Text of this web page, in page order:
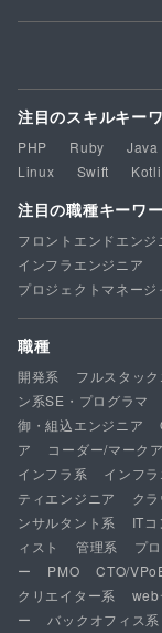
注目のスキルキー
PHP Ruby Java
Linux
Swift
注目の職種キーワ
フロントエンドエンジ
インフラエンジニア
プロジェクトマネージ
職種
開発系 フルスタッ
ン系SE・プログラマ
御・組込エンジニア
ア
コーダー/マーク
インフラ系
インフ
ティエンジニア
ク
ンサルタント系
ITコ
ィスト
管理系 プ
ー
PMO CTO/
クリエイター系
web
ー
バックオフィス系